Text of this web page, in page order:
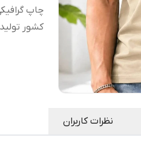
چاپ
کشور
نظرات کاربران